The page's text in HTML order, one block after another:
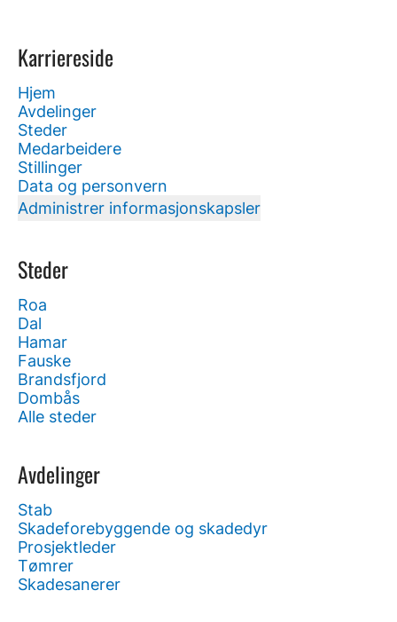
Karriereside
Hjem
Avdelinger
Steder
Medarbeidere
Stillinger
Data og personvern
Administrer informasjonskapsler
Steder
Roa
Dal
Hamar
Fauske
Brandsfjord
Dombås
Alle steder
Avdelinger
Stab
Skadeforebyggende og skadedyr
Prosjektleder
Tømrer
Skadesanerer